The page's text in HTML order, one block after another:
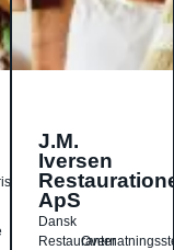
J.M.
Iversen
ApS
Dansk
Restauranter